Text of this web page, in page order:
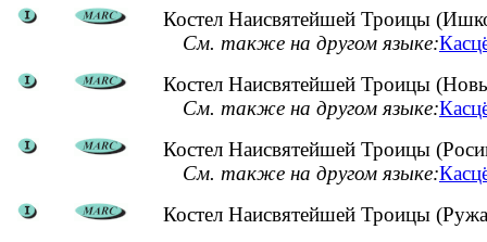
Костел Наисвятейшей Троицы
См. также на другом языке:
Костел Наисвятейшей Троицы
См. также на другом языке:
Костел Наисвятейшей Троицы
См. также на другом языке:
Костел Наисвятейшей Троицы